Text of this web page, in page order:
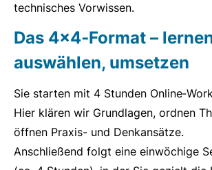
technisches Vorwissen.
Das 4x4‑Format –
auswählen, umsetzen
Sie starten mit 4 Stunden
Hier klären wir Grundlagen, ordnen
öffnen Praxis- und Denkansätze.
Anschließend folgt eine einwöchige